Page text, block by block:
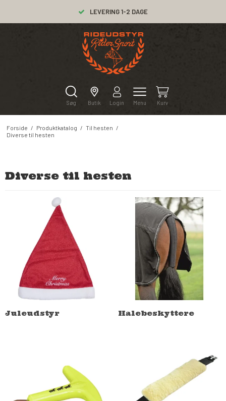
LEVERING 1-2 DAGE
Søg Butik Login Menu Kurv
Forside / Produktkatalog / Til hesten /
Diverse til hesten
Diverse til hesten
Juleudstyr Halebeskyttere